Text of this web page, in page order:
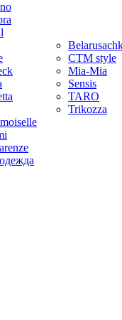
CTM style
Mia-Mia
Sensis
TARO
Trikozza